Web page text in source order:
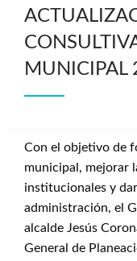
MUNICIPAL
Con el objetivo de
municipal, mejorar
institucionales y
administración, el
alcalde Jesús
General de